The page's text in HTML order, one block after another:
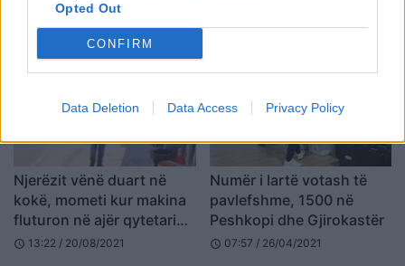
Opted Out
CONFIRM
Data Deletion Data Access Privacy Policy
Njerëzit vënë duart në
kokë, mometi kur makina
fluturon në ajër qytetarin
në Peshkopi (VIDEO)
schedule 13:22 / 20/08/2021
Numër i lartë votash të
pavlefshme, 1500 në
Peshkopi dhe Gjirokastër
schedule 07:57 / 26/04/2021